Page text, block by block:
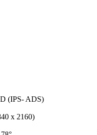
(IPS- ADS)
x 2160)